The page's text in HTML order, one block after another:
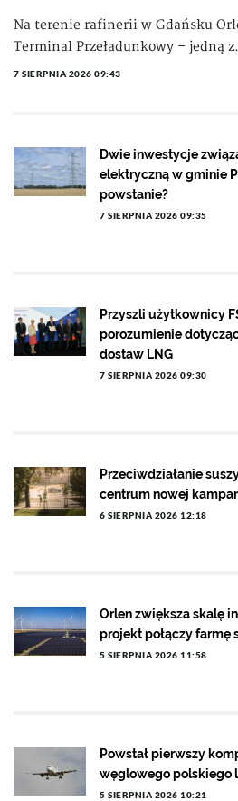
Na terenie rafinerii w Gdańsku
Terminal Przeładunkowy – jedną
7 SIERPNIA 2026 09:43
Dwie inwestycje
elektryczną w gminie
powstanie?
7 SIERPNIA 2026 09:35
Przyszli użytkownicy
porozumienie
dostaw LNG
7 SIERPNIA 2026 09:30
Przeciwdziałanie
centrum nowej
6 SIERPNIA 2026 12:18
Orlen zwiększa skalę
projekt połączy farmę
5 SIERPNIA 2026 11:58
Powstał pierwszy
węglowego polskiego
5 SIERPNIA 2026 10:21